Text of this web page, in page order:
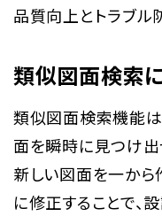
品質向上とトラブル
類似図面検索
類似図面検索機能は
面を瞬時に見つけ出
新しい図面を一から
に修正することで、